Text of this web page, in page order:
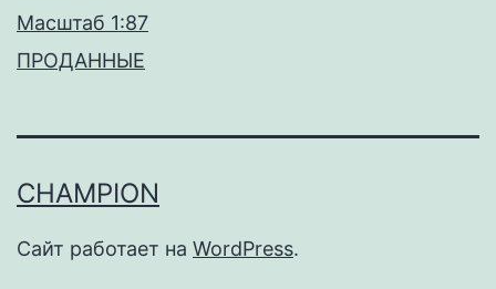
Масштаб 1:87
ПРОДАННЫЕ
CHAMPION
Сайт работает на WordPress.